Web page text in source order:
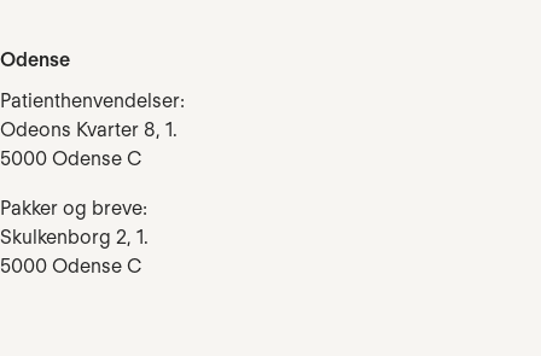
Odense
Patienthenvendelser:
Odeons Kvarter 8, 1.
5000 Odense C
Pakker og breve:
Skulkenborg 2, 1.
5000 Odense C